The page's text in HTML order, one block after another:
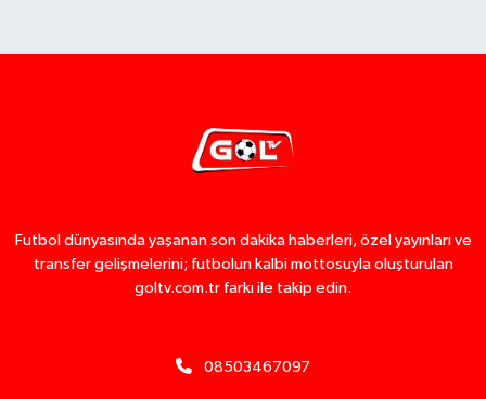
Futbol dünyasında yaşanan son dakika haberleri, özel yayınları ve
transfer gelişmelerini; futbolun kalbi mottosuyla oluşturulan
goltv.com.tr farkı ile takip edin.
08503467097